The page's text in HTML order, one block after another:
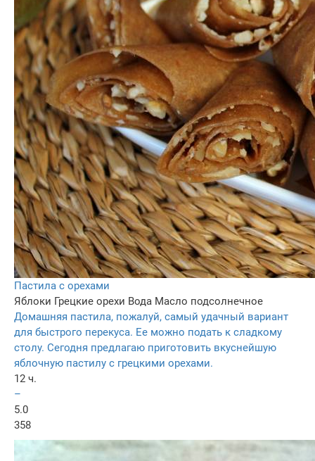
Пастила с орехами
Яблоки Грецкие орехи Вода Масло подсолнечное
Домашняя пастила, пожалуй, самый удачный вариант
для быстрого перекуса. Ее можно подать к сладкому
столу. Сегодня предлагаю приготовить вкуснейшую
яблочную пастилу с грецкими орехами.
12 ч.
–
5.0
358